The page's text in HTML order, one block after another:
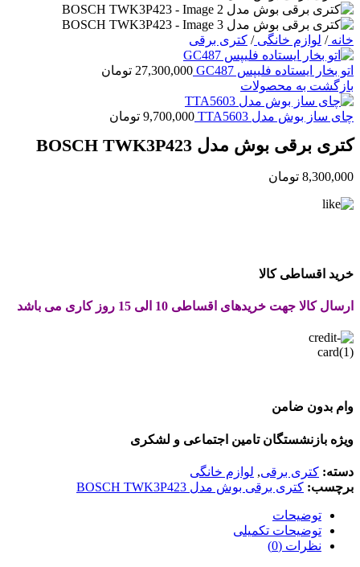
خانه/ لوازم خانگی/ کتری برقی
اتو بخار ایستاده فلیپس GC487 27,300,000 تومان
بازگشت به محصولات
چای ساز بوش مدل TTA5603 9,700,000 تومان
کتری برقی بوش مدل BOSCH TWK3P423
8,300,000 تومان
خرید اقساطی کالا
ارسال کالا جهت خریدهای اقساطی 10 الی 15 روز کاری می باشد
وام بدون ضامن
ویژه بازنشستگان تامین اجتماعی و لشکری
دسته: کتری برقی, لوازم خانگی
برچسب: کتری برقی بوش مدل BOSCH TWK3P423
توضیحات
توضیحات تکمیلی
نظرات (0)